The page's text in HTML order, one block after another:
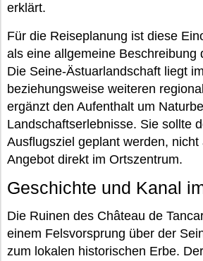
erklärt.
Für die Reiseplanung ist diese
als eine allgemeine Beschreibung
Die Seine-Ästuarlandschaft liegt
beziehungsweise weiteren
ergänzt den Aufenthalt um
Landschaftserlebnisse. Sie sollte
Ausflugsziel geplant werden,
Angebot direkt im Ortszentrum.
Geschichte und Kanal
Die Ruinen des Château de
einem Felsvorsprung über der
zum lokalen historischen Erbe.